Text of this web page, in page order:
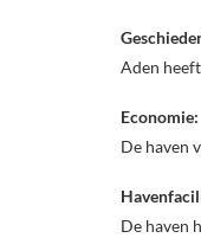
Aden
Economie:
De haven
De haven